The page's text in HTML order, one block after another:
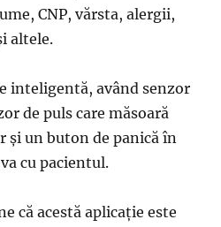
CNP, vărsta, alergii,
altele.
inteligentă, având senzor
de puls care măsoară
și un buton de panică în
cu pacientul.
că acestă aplicație este